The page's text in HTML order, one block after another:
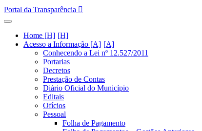
Portal da Transparência
Home [H]
Acesso a Informação [A]
Conhecendo a Lei nº 12.527/2011
Portarias
Decretos
Prestação de Contas
Diário Oficial do Município
Editais
Ofícios
Pessoal
Folha de Pagamento